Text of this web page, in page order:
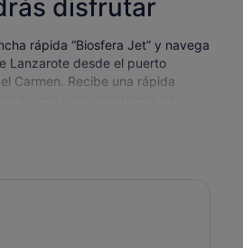
disfrutar
rápida “Biosfera Jet” y navega
Lanzarote desde el puerto
Carmen. Recibe una rápida
ballenas y otras especies
la tripulación y unos